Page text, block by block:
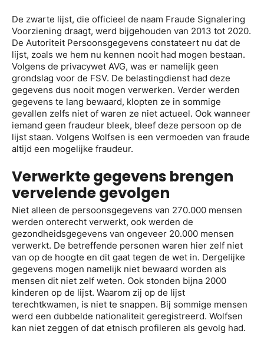
De zwarte lijst, die officieel de naam Fraude Signalering
Voorziening draagt, werd bijgehouden van 2013 tot 2020.
De Autoriteit Persoonsgegevens constateert nu dat de
lijst, zoals we hem nu kennen nooit had mogen bestaan.
Volgens de privacywet AVG, was er namelijk geen
grondslag voor de FSV. De belastingdienst had deze
gegevens dus nooit mogen verwerken. Verder werden
gegevens te lang bewaard, klopten ze in sommige
gevallen zelfs niet of waren ze niet actueel. Ook wanneer
iemand geen fraudeur bleek, bleef deze persoon op de
lijst staan. Volgens Wolfsen is een vermoeden van fraude
altijd een mogelijke fraudeur.
Verwerkte gegevens brengen
vervelende gevolgen
Niet alleen de persoonsgegevens van 270.000 mensen
werden onterecht verwerkt, ook werden de
gezondheidsgegevens van ongeveer 20.000 mensen
verwerkt. De betreffende personen waren hier zelf niet
van op de hoogte en dit gaat tegen de wet in. Dergelijke
gegevens mogen namelijk niet bewaard worden als
mensen dit niet zelf weten. Ook stonden bijna 2000
kinderen op de lijst. Waarom zij op de lijst
terechtkwamen, is niet te snappen. Bij sommige mensen
werd een dubbelde nationaliteit geregistreerd. Wolfsen
kan niet zeggen of dat etnisch profileren als gevolg had.